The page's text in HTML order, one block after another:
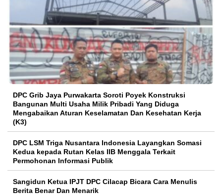
DPC Grib Jaya Purwakarta Soroti Poyek Konstruksi
Bangunan Multi Usaha Milik Pribadi Yang Diduga
Mengabaikan Aturan Keselamatan Dan Kesehatan Kerja
(K3)
DPC LSM Triga Nusantara Indonesia Layangkan Somasi
Kedua kepada Rutan Kelas IIB Menggala Terkait
Permohonan Informasi Publik
Sangidun Ketua IPJT DPC Cilacap Bicara Cara Menulis
Berita Benar Dan Menarik